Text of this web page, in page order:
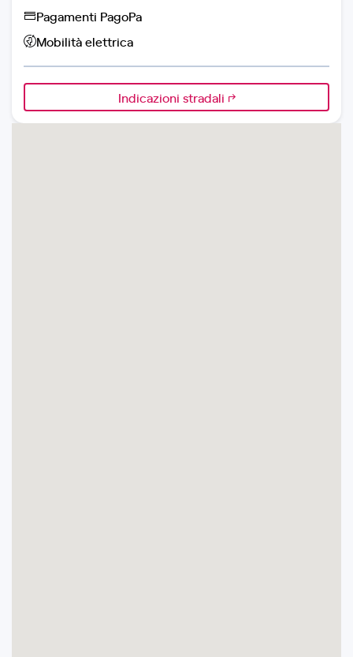
Pagamenti PagoPa
Mobilità elettrica
Indicazioni stradali